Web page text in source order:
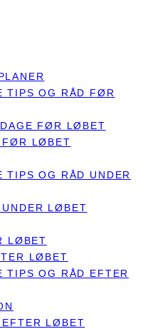
TIPS OG RÅD FØR
FØR LØBET
LØBET
TIPS OG RÅD UNDER
LØBET
LØBET
LØBET
TIPS OG RÅD EFTER
LØBET